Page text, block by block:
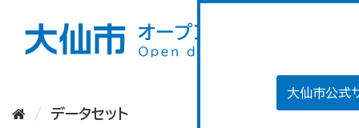
大仙市公式
データセット